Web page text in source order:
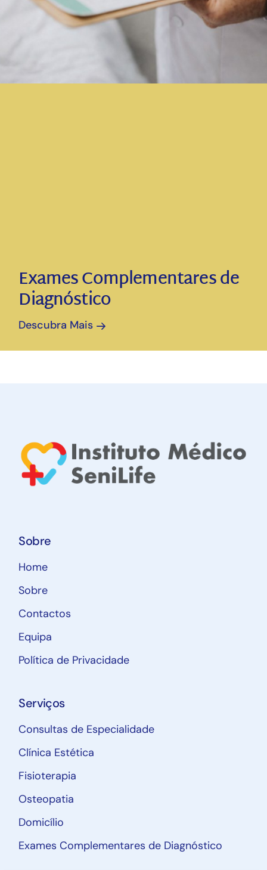
Exames Complementares de
Diagnóstico
Descubra Mais
Sobre
Home
Sobre
Contactos
Equipa
Política de Privacidade
Serviços
Consultas de Especialidade
Clínica Estética
Fisioterapia
Osteopatia
Domicílio
Exames Complementares de Diagnóstico